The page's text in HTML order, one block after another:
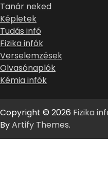
Tanár neked
Képletek
Tudás infó
Fizika infók
Verselemzések
Olvasónaplók
Kémia infók
Copyright © 2026 Fizika
ByArtify Themes.